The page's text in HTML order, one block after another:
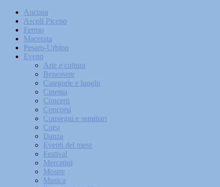
Ancona
Ascoli Piceno
Fermo
Macerata
Pesaro-Urbino
Eventi
Arte e cultura
Benessere
Categorie e luoghi
Cinema
Concerti
Concorsi
Convegni e seminari
Corsi
Danza
Eventi del mese
Festival
Mercatini
Mostre
Musica